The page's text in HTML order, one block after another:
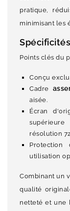
pratique,
minimisant les
Points clés du
Conçu
Cadre
aisée.
Écran
résolution
utilisation
Combinant un
qualité
netteté et une